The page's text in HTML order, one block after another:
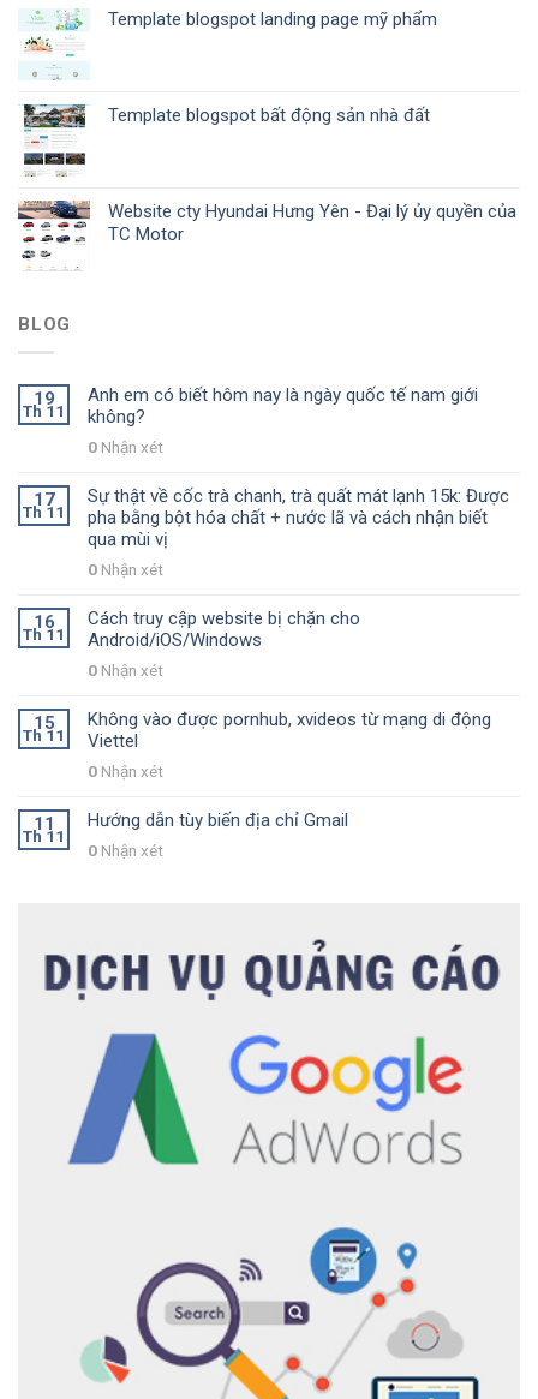
Template blogspot landing page mỹ phẩm
Template blogspot bất động sản nhà đất
Website cty Hyundai Hưng Yên - Đại lý ủy quyền của
TC Motor
BLOG
19
Th 11
Anh em có biết hôm nay là ngày quốc tế nam giới
không?
0 Nhận xét
17
Th 11
Sự thật về cốc trà chanh, trà quất mát lạnh 15k: Được
pha bằng bột hóa chất + nước lã và cách nhận biết
qua mùi vị
0 Nhận xét
16
Th 11
Cách truy cập website bị chặn cho
Android/iOS/Windows
0 Nhận xét
15
Th 11
Không vào được pornhub, xvideos từ mạng di động
Viettel
0 Nhận xét
11
Th 11
Hướng dẫn tùy biến địa chỉ Gmail
0 Nhận xét